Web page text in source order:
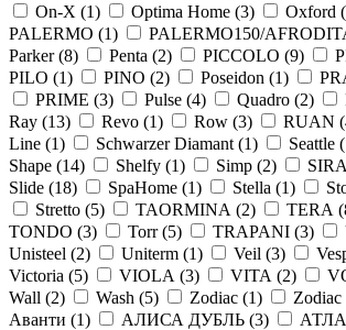
On-X (1) Optima Home (3) Oxford (
PALERMO (1) PALERMO150/
Parker (8) Penta (2) PICCOLO (9)
PILO (1) PINO (2) Poseidon (1)
PRIME (3) Pulse (4) Quadro (2)
Ray (13) Revo (1) Row (3) RUAN (
Line (1) Schwarzer Diamant (1) Seattle (
Shape (14) Shelfy (1) Simp (2)
Slide (18) SpaHome (1) Stella (1)
Stretto (5) TAORMINA (2) TERA (
TONDO (3) Torr (5) TRAPANI (3)
Unisteel (2) Uniterm (1) Veil (3)
Victoria (5) VIOLA (3) VITA (2)
Wall (2) Wash (5) Zodiac (1)
Аванти (1) АЛИСА ДУБЛЬ (3)